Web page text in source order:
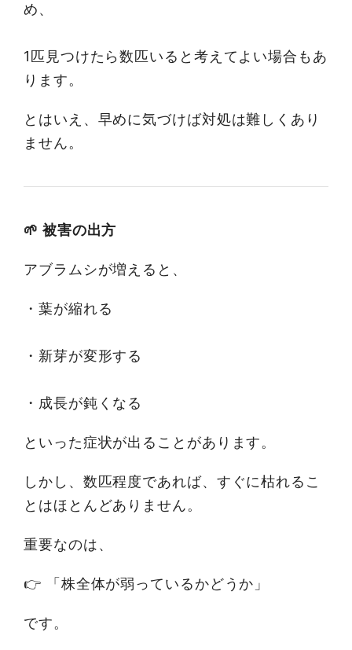
め、
1匹見つけたら数匹いると考えてよい場合もあ
ります。
とはいえ、早めに気づけば対処は難しくあり
ません。
🌱 被害の出方
アブラムシが増えると、
・葉が縮れる
・新芽が変形する
・成長が鈍くなる
といった症状が出ることがあります。
しかし、数匹程度であれば、すぐに枯れるこ
とはほとんどありません。
重要なのは、
👉 「株全体が弱っているかどうか」
です。